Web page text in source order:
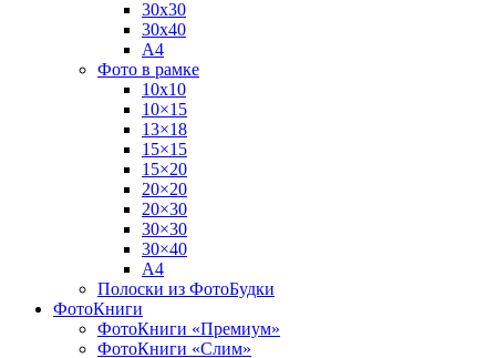
30х30
30х40
А4
Фото в рамке
10х10
10×15
13×18
15×15
15×20
20×20
20×30
30×30
30×40
A4
Полоски из ФотоБудки
ФотоКниги
ФотоКниги «Премиум»
ФотоКниги «Слим»